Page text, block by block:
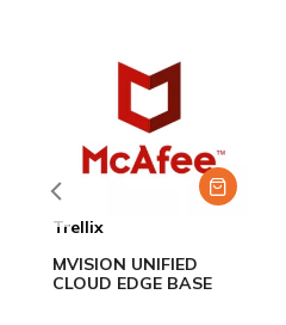
Trellix
MVISION UNIFIED
CLOUD EDGE BASE